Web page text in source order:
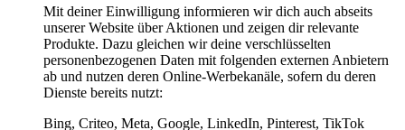
Mit deiner Einwilligung informieren wir dich auch abseits
unserer Website über Aktionen und zeigen dir relevante
Produkte. Dazu gleichen wir deine verschlüsselten
personenbezogenen Daten mit folgenden externen Anbietern
ab und nutzen deren Online-Werbekanäle, sofern du deren
Dienste bereits nutzt:
Bing, Criteo, Meta, Google, LinkedIn, Pinterest, TikTok